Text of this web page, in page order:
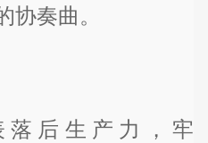
协奏曲。
后生产力，牢